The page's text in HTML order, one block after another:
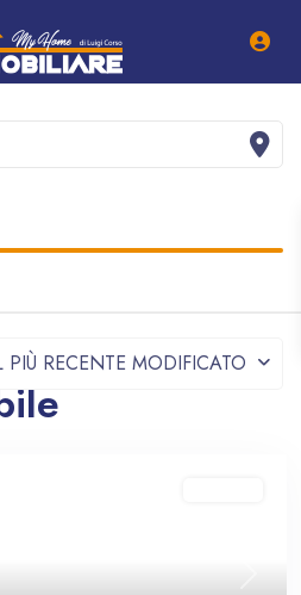
PIÙ RECENTE MODIFICATO
-